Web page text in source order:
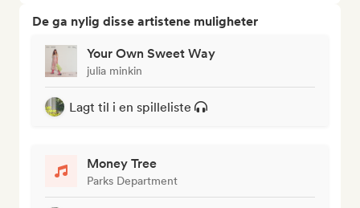
De ga nylig disse artistene muligheter
Your Own Sweet Way
julia minkin
Lagt til i en spilleliste
Money Tree
Parks Department